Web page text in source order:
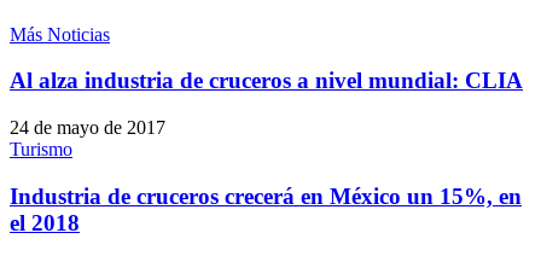
Más Noticias
Al alza industria de cruceros a nivel mundial: CLIA
24 de mayo de 2017
Turismo
Industria de cruceros crecerá en México un 15%, en
el 2018